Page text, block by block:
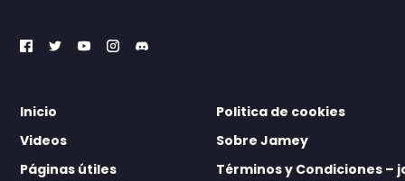
Inicio
Videos
Páginas útiles
Politica de cookies
Sobre Jamey
Términos y Condiciones –